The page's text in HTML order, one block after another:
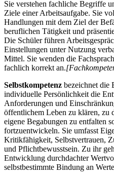
Sie verstehen fachliche Begriffe
Ziele einer Arbeitsaufgabe. Sie
Handlungen mit dem Ziel der
beruflichen Tätigkeit und
Die Schüler führen
Einstellungen unter Nutzung
Mittel. Sie wenden die
fachlich korrekt an.
Selbstkompetenz bezeichnet die
individuelle Persönlichkeit die
Anforderungen und
öffentlichem Leben zu klären, zu
eigene Begabungen zu entfalten
fortzuentwickeln. Sie umfasst
Kritikfähigkeit, Selbstvertrauen,
und Pflichtbewusstsein. Zu ihr
Entwicklung durchdachter
selbstbestimmte Bindung an